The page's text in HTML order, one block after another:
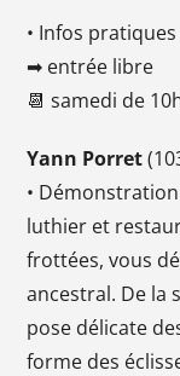
• Infos pratiques
➡ entrée libre
📆 samedi de
Yann Porret
•
luthier et
frottées, vous
ancestral. De la
pose délicate
forme des